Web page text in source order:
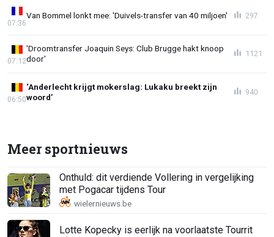
Van Bommel lonkt mee: 'Duivels-transfer van 40 miljoen'
07:36
297
'Droomtransfer Joaquin Seys: Club Brugge hakt knoop
door'
07:12
1121
‘Anderlecht krijgt mokerslag: Lukaku breekt zijn
woord’
06:50
940
Meer sportnieuws
Onthuld: dit verdiende Vollering in vergelijking
met Pogacar tijdens Tour
Lotte Kopecky is eerlijk na voorlaatste Tourrit